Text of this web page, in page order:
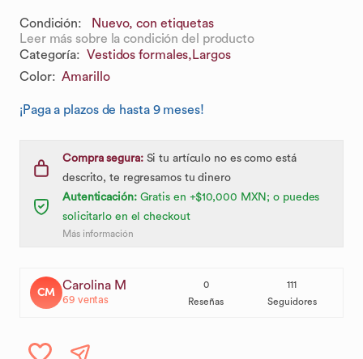
Condición:
Nuevo, con etiquetas
Leer más sobre la condición del producto
Categoría: Vestidos formales, Largos
Color: Amarillo
¡Paga a plazos de hasta 9 meses!
Compra segura:Si tu artículo no es como está
descrito, te regresamos tu dinero
Autenticación:Gratis en +$10,000 MXN; o puedes
solicitarlo en el checkout
Más información
CM Carolina M
69 ventas
0
Reseñas
111
Seguidores